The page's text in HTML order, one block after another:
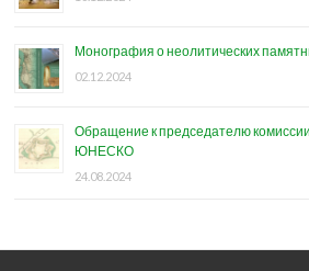
Монография о неолитических
02.12.2024
Обращение к председателю
ЮНЕСКО
24.08.2024